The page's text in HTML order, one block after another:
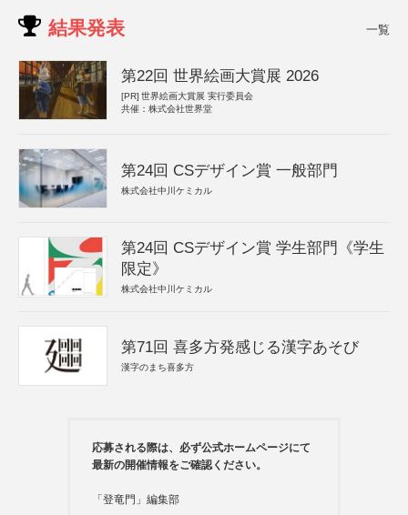
結果発表 一覧
第22回 世界絵画大賞展 2026
[PR] 世界絵画大賞展 実行委員会
共催：株式会社世界堂
第24回 CSデザイン賞 一般部門
株式会社中川ケミカル
第24回 CSデザイン賞 学生部門《学生
限定》
株式会社中川ケミカル
第71回 喜多方発感じる漢字あそび
漢字のまち喜多方
応募される際は、必ず公式ホームページにて
最新の開催情報をご確認ください。
「登竜門」編集部